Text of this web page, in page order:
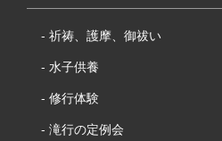
祈祷、護摩、御祓い
水子供養
修行体験
滝行の定例会